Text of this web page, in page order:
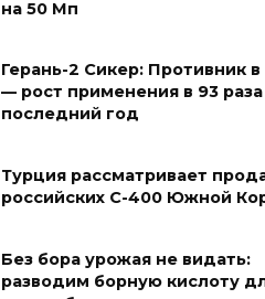
на 50 Мп
Герань-2 Сикер: Противник
— рост применения в 93 раза
последний год
Турция рассматривает
российских С-400 Южной
Без бора урожая не видать:
разводим борную кислоту